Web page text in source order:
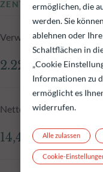
ZENTRALE
Verwaltetes
2.225,85 Mio.€
Nettoinventarwert zum
14,48 €
ermöglichen, die
werden. Sie
ablehnen oder
Schaltflächen in
„Cookie
Informationen zu
ermöglicht es
widerrufen.
Alle zulassen
Cookie-